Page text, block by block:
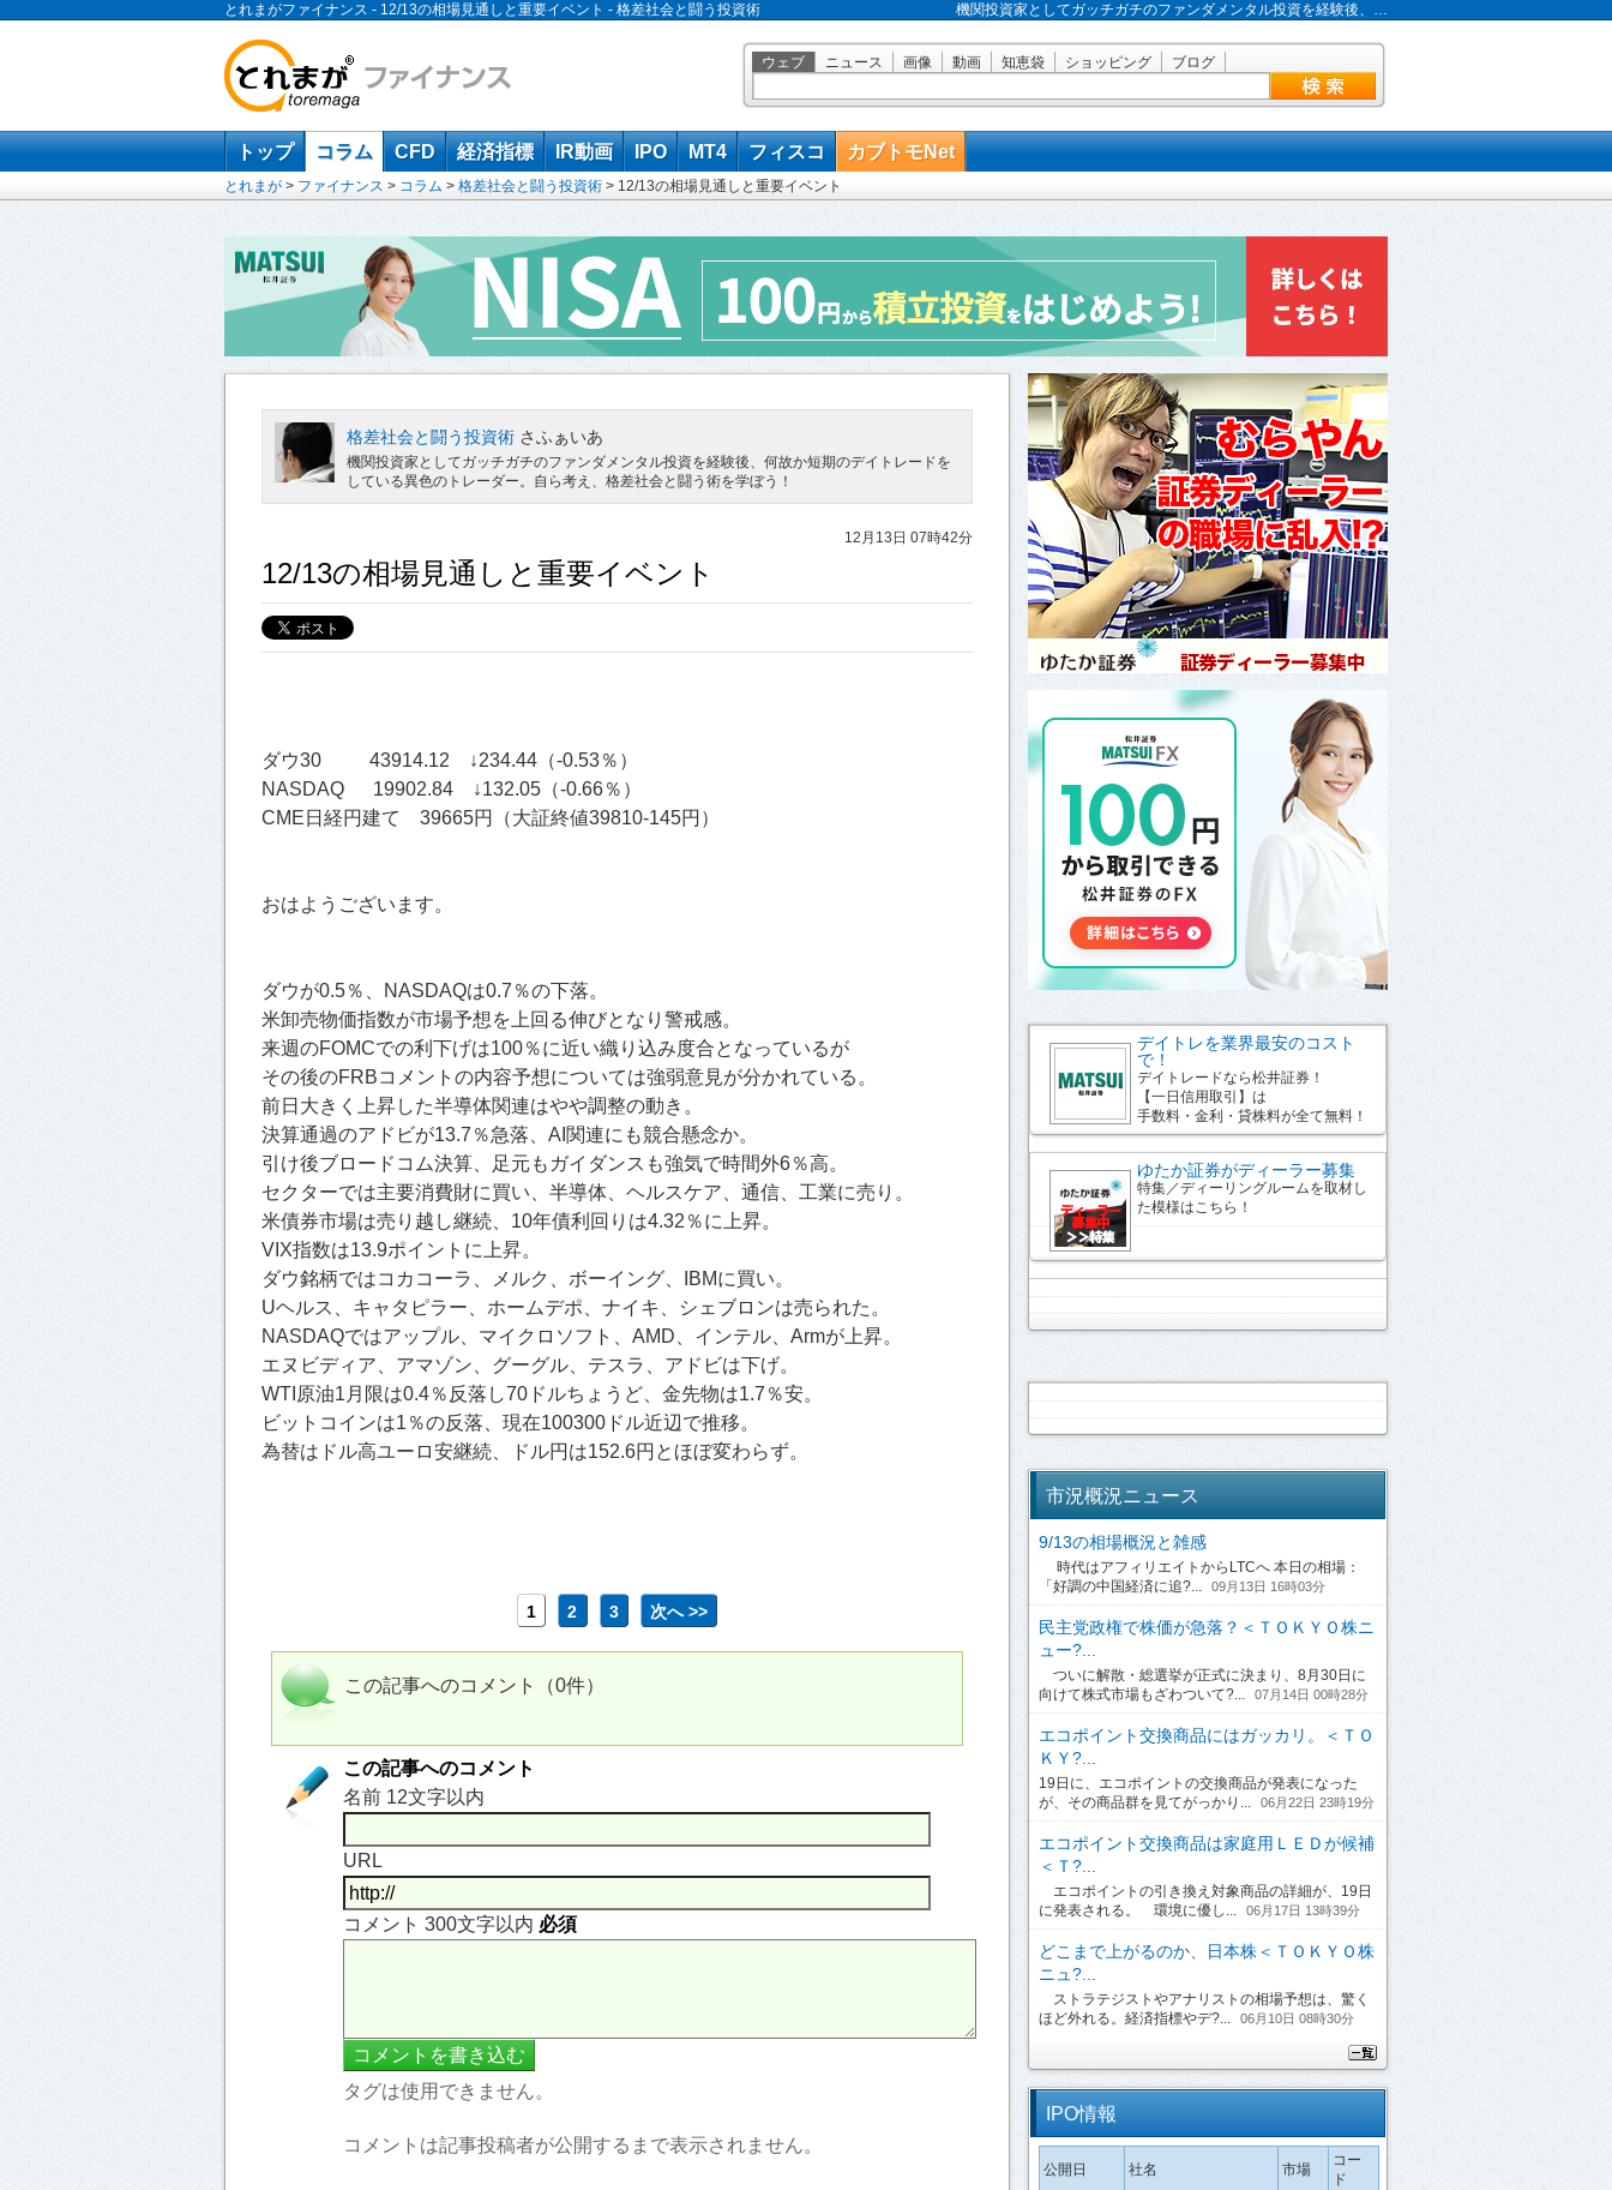
とれまがファイナンス - 12/13の相場見通しと重要イベント - 格差社会と闘う投資術 機関投資家としてガッチガチのファンダメンタル投資を経験後、…
ウェブ ニュース 画像 動画 知恵袋 ショッピング ブログ
トップ コラム CFD 経済指標 IR動画 IPO MT4 フィスコ カブトモNet
とれまが > ファイナンス > コラム > 格差社会と闘う投資術 > 12/13の相場見通しと重要イベント
格差社会と闘う投資術 さふぁいあ
機関投資家としてガッチガチのファンダメンタル投資を経験後、何故か短期のデイトレードを
している異色のトレーダー。自ら考え、格差社会と闘う術を学ぼう！
12月13日 07時42分
12/13の相場見通しと重要イベント
ダウ30 43914.12 ↓234.44（-0.53％）
NASDAQ 19902.84 ↓132.05（-0.66％）
CME日経円建て 39665円（大証終値39810-145円）
おはようございます。
ダウが0.5％、NASDAQは0.7％の下落。
米卸売物価指数が市場予想を上回る伸びとなり警戒感。
来週のFOMCでの利下げは100％に近い織り込み度合となっているが
その後のFRBコメントの内容予想については強弱意見が分かれている。
前日大きく上昇した半導体関連はやや調整の動き。
決算通過のアドビが13.7％急落、AI関連にも競合懸念か。
引け後ブロードコム決算、足元もガイダンスも強気で時間外6％高。
セクターでは主要消費財に買い、半導体、ヘルスケア、通信、工業に売り。
米債券市場は売り越し継続、10年債利回りは4.32％に上昇。
VIX指数は13.9ポイントに上昇。
ダウ銘柄ではコカコーラ、メルク、ボーイング、IBMに買い。
Uヘルス、キャタピラー、ホームデポ、ナイキ、シェブロンは売られた。
NASDAQではアップル、マイクロソフト、AMD、インテル、Armが上昇。
エヌビディア、アマゾン、グーグル、テスラ、アドビは下げ。
WTI原油1月限は0.4％反落し70ドルちょうど、金先物は1.7％安。
ビットコインは1％の反落、現在100300ドル近辺で推移。
為替はドル高ユーロ安継続、ドル円は152.6円とほぼ変わらず。
1 2 3 次へ >>
この記事へのコメント（0件）
この記事へのコメント
名前 12文字以内
URL
コメント 300文字以内 必須
タグは使用できません。
コメントは記事投稿者が公開するまで表示されません。
デイトレを業界最安のコスト
で！
デイトレードなら松井証券！
【一日信用取引】は
手数料・金利・貸株料が全て無料！
ゆたか証券がディーラー募集
特集／ディーリングルームを取材し
た模様はこちら！
市況概況ニュース
9/13の相場概況と雑感
時代はアフィリエイトからLTCへ 本日の相場：
「好調の中国経済に追?...
09月13日 16時03分
民主党政権で株価が急落？＜ＴＯＫＹＯ株ニ
ュー?...
ついに解散・総選挙が正式に決まり、8月30日に
向けて株式市場もざわついて?...
07月14日 00時28分
エコポイント交換商品にはガッカリ。＜ＴＯ
ＫＹ?...
19日に、エコポイントの交換商品が発表になった
が、その商品群を見てがっかり...
06月22日 23時19分
エコポイント交換商品は家庭用ＬＥＤが候補
＜Ｔ?...
エコポイントの引き換え対象商品の詳細が、19日
に発表される。 環境に優し...
06月17日 13時39分
どこまで上がるのか、日本株＜ＴＯＫＹＯ株
ニュ?...
ストラテジストやアナリストの相場予想は、驚く
ほど外れる。経済指標やデ?...
06月10日 08時30分
IPO情報
公開日 社名 市場
コー
ド